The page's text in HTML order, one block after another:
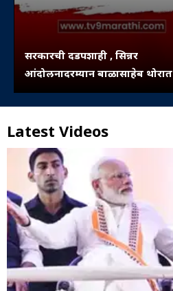
सरकारची दडपशाही , सिन्नर
आंदोलनादरम्यान बाळासाहेब थोरात
Latest Videos